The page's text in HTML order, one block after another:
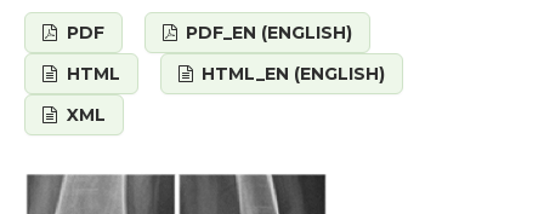
PDF
PDF_EN (ENGLISH)
HTML
HTML_EN (ENGLISH)
XML